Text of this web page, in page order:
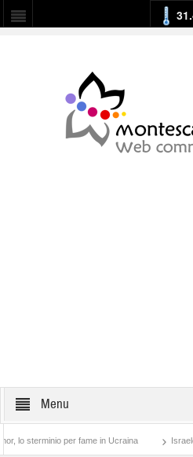
Menu
per fame in Ucraina Israele, il